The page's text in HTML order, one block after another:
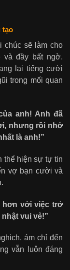
tạo
chúc sẽ làm cho
và đầy bất ngờ.
lại tiếng cười
trong mối quan
anh! Anh đã
nhưng rồi nhớ
là anh!”
thể hiện sự tự tin
vợ bạn cười và
hơn với việc trở
vui vẻ!”
ám chỉ đến
vẫn luôn đáng